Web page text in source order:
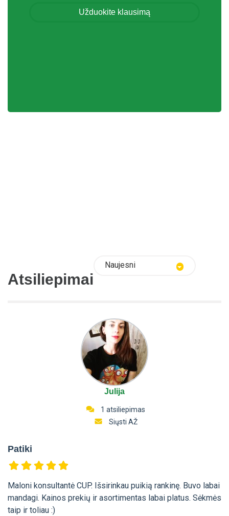
Užduokite klausimą
Atsiliepimai
Naujesni
Julija
1 atsiliepimas
Siųsti AŽ
Patiki
Maloni konsultantė CUP. Išsirinkau puikią rankinę. Buvo labai
mandagi. Kainos prekių ir asortimentas labai platus. Sėkmės
taip ir toliau :)